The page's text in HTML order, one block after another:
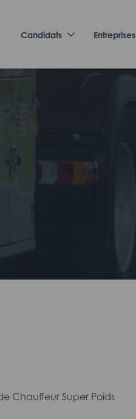
Candidats Entreprises
Chauffeur Super Poids